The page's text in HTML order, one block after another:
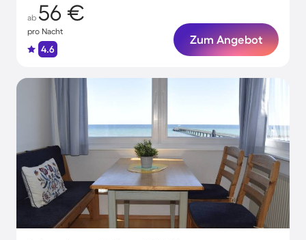
ab 56 €
pro Nacht
4.6
Zum Angebot